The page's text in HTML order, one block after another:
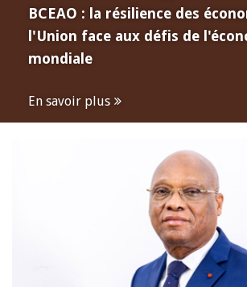
BCEAO : la résilience des
l'Union face aux défis de
mondiale
En savoir plus